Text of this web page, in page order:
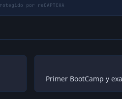
Primer BootCamp y